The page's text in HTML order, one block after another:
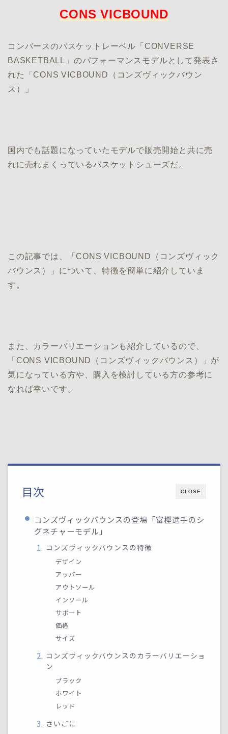
CONS VICBOUND
コンバースのバスケットレーベル「CONVERSE
BASKETBALL」のパフォーマンスモデルとして発表さ
れた「CONS VICBOUND（コンズヴィックバウン
ス）」
国内でも話題になっていたモデルで販売開始と共に売
れに売れまくっているバスケットシューズだ。
この記事では、「CONS VICBOUND（コンズヴィック
バウンス）」について、特徴を簡単に紹介していま
す。
また、カラーバリエーションも紹介しているので、
「CONS VICBOUND（コンズヴィックバウンス）」が
気になっている方や、購入を検討している方の参考に
なれば幸いです。
CLOSE
目次
コンズヴィックバウンスの登場「富樫選手のシ
グネチャーモデル」
コンズヴィックバウンスの特徴
デザイン
アッパー
アウトソール
インソール
サポート
価格
サイズ
コンズヴィックバウンスのカラーバリエーショ
ン
ブラック
ホワイト
レッド
さいごに